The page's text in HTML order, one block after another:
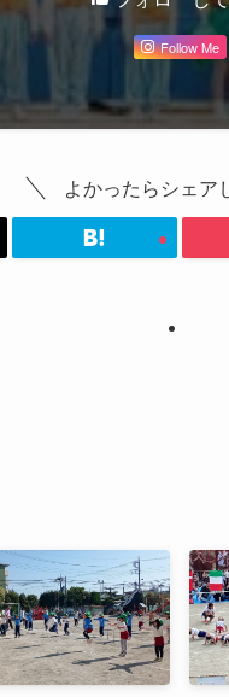
Follow Me
よかったらシェア